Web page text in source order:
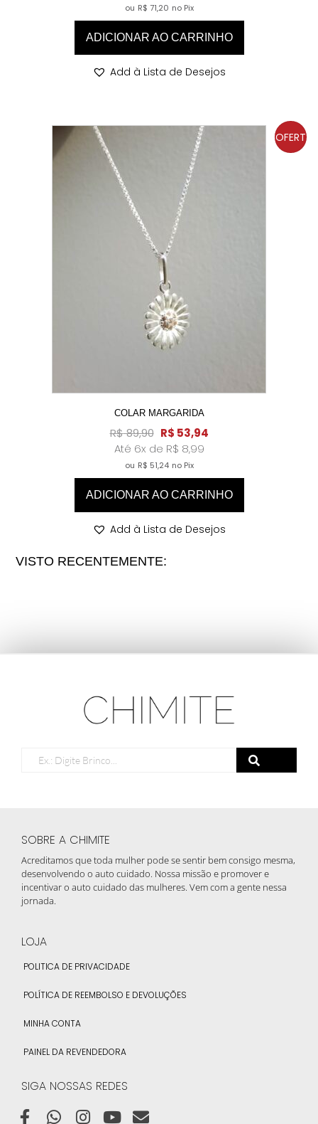
ou R$ 71,20 no Pix
ADICIONAR AO CARRINHO
Add à Lista de Desejos
OFERT
COLAR MARGARIDA
R$89,90 R$ 53,94
Até 6x de R$ 8,99
ou R$ 51,24 no Pix
ADICIONAR AO CARRINHO
Add à Lista de Desejos
VISTO RECENTEMENTE:
SOBRE A CHIMITE
Acreditamos que toda mulher pode se sentir bem consigo mesma,
desenvolvendo o auto cuidado. Nossa missão e promover e
incentivar o auto cuidado das mulheres. Vem com a gente nessa
jornada.
LOJA
POLITICA DE PRIVACIDADE
POLÍTICA DE REEMBOLSO E DEVOLUÇÕES
MINHA CONTA
PAINEL DA REVENDEDORA
SIGA NOSSAS REDES